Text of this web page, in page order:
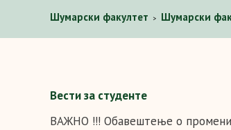
Шумарски факултет > Шумарски
Вести за студенте
ВАЖНО !!! Обавештење о промени